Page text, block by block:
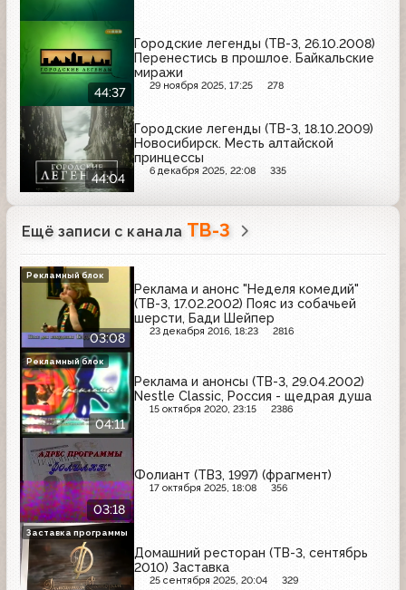
44:37
Городские легенды (ТВ-3, 26.10.2008)
Перенестись в прошлое. Байкальские
миражи
29 ноября 2025, 17:25 278
44:04
Городские легенды (ТВ-3, 18.10.2009)
Новосибирск. Месть алтайской
принцессы
6 декабря 2025, 22:08 335
Ещё записи с канала ТВ-3
03:08
Реклама и анонс "Неделя комедий"
(ТВ-3, 17.02.2002) Пояс из собачьей
шерсти, Бади Шейпер
23 декабря 2016, 18:23 2816
Рекламный блок
04:11
Реклама и анонсы (ТВ-3, 29.04.2002)
Nestle Classic, Россия - щедрая душа
15 октября 2020, 23:15 2386
Рекламный блок
03:18
Фолиант (ТВ3, 1997) (фрагмент)
17 октября 2025, 18:08 356
Домашний ресторан (ТВ-3, сентябрь
2010) Заставка
25 сентября 2025, 20:04 329
Заставка программы